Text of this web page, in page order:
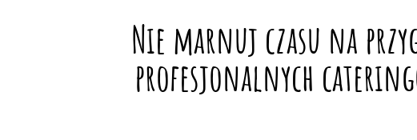
Nie marnuj czasu na
profesjonalnych